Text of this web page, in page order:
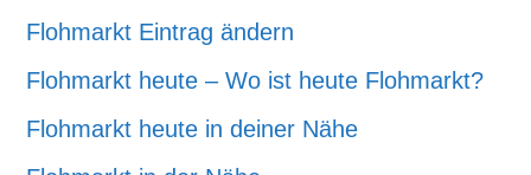
Flohmarkt Eintrag ändern
Flohmarkt heute – Wo ist heute Flohmarkt?
Flohmarkt heute in deiner Nähe